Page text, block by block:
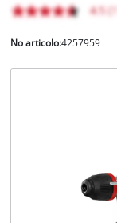
No articolo:4257959